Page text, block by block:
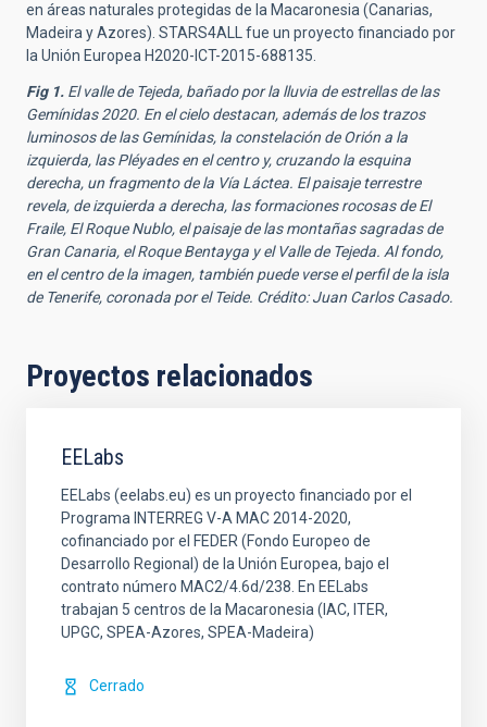
en áreas naturales protegidas de la Macaronesia (Canarias,
Madeira y Azores). STARS4ALL fue un proyecto financiado por
la Unión Europea H2020-ICT-2015-688135.
Fig 1. El valle de Tejeda, bañado por la lluvia de estrellas de las
Gemínidas 2020. En el cielo destacan, además de los trazos
luminosos de las Gemínidas, la constelación de Orión a la
izquierda, las Pléyades en el centro y, cruzando la esquina
derecha, un fragmento de la Vía Láctea. El paisaje terrestre
revela, de izquierda a derecha, las formaciones rocosas de El
Fraile, El Roque Nublo, el paisaje de las montañas sagradas de
Gran Canaria, el Roque Bentayga y el Valle de Tejeda. Al fondo,
en el centro de la imagen, también puede verse el perfil de la isla
de Tenerife, coronada por el Teide. Crédito: Juan Carlos Casado.
Proyectos relacionados
EELabs
EELabs (eelabs.eu) es un proyecto financiado por el
Programa INTERREG V-A MAC 2014-2020,
cofinanciado por el FEDER (Fondo Europeo de
Desarrollo Regional) de la Unión Europea, bajo el
contrato número MAC2/4.6d/238. En EELabs
trabajan 5 centros de la Macaronesia (IAC, ITER,
UPGC, SPEA-Azores, SPEA-Madeira)
Cerrado